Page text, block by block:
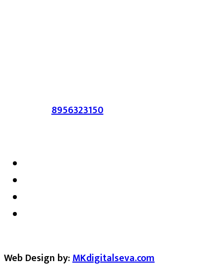
संपर्क :-8956323150/ ईमेल :-
Web Design by:MKdigitalseva.com